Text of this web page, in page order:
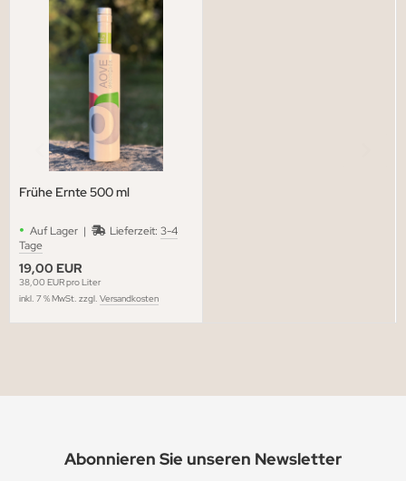
Frühe Ernte 500 ml
• Auf Lager | Lieferzeit: 3-4
Tage
19,00 EUR
38,00 EUR pro Liter
inkl. 7 % MwSt. zzgl. Versandkosten
Abonnieren Sie unseren Newsletter